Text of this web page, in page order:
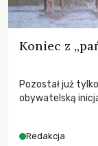
Koniec z
Pozostał już
obywatelską
niezwykle
Redakcja